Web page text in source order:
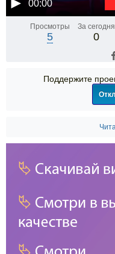
00:00
Просмотры
5
За сегодня
0
Поддержите